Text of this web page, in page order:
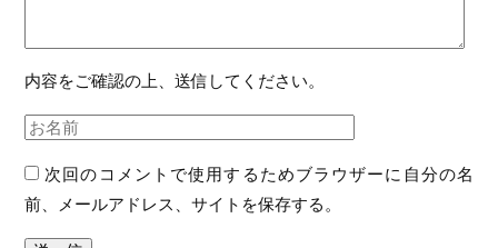
内容をご確認の上、送信してください。
次回のコメントで使用するためブラウザーに自分の名
前、メールアドレス、サイトを保存する。